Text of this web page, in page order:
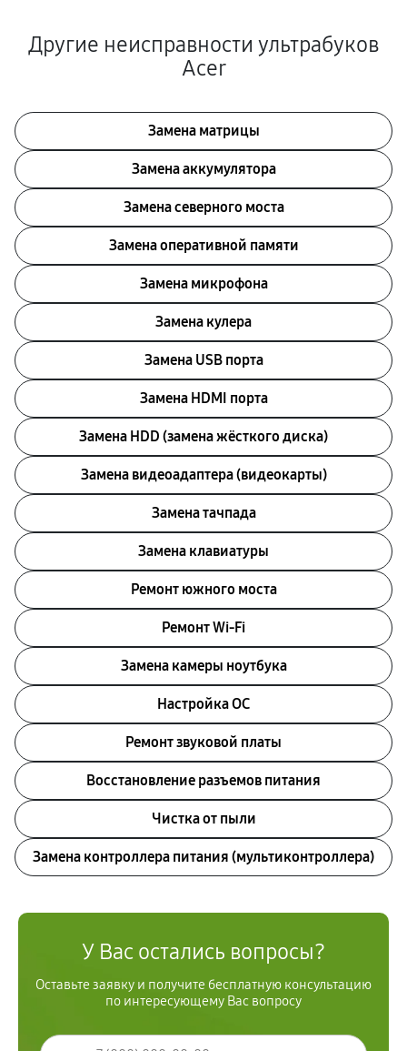
Другие неисправности ультрабуков
Acer
Замена матрицы
Замена аккумулятора
Замена северного моста
Замена оперативной памяти
Замена микрофона
Замена кулера
Замена USB порта
Замена HDMI порта
Замена HDD (замена жёсткого диска)
Замена видеоадаптера (видеокарты)
Замена тачпада
Замена клавиатуры
Ремонт южного моста
Ремонт Wi-Fi
Замена камеры ноутбука
Настройка ОС
Ремонт звуковой платы
Восстановление разъемов питания
Чистка от пыли
Замена контроллера питания (мультиконтроллера)
У Вас остались вопросы?
Оставьте заявку и получите бесплатную консультацию
по интересующему Вас вопросу